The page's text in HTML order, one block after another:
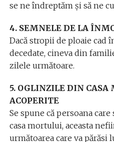
se ne îndreptăm și să ne
4. SEMNELE DE LA
Dacă stropii de ploaie cad
decedate, cineva din
zilele următoare.
5. OGLINZILE DIN
ACOPERITE
Se spune că persoana
casa mortului, aceasta
următoarea care va părăsi